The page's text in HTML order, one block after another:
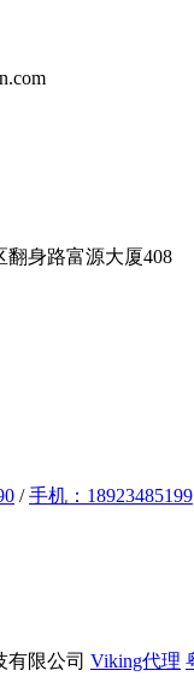
身路富源大厦408
/手机：18923485199
有限公司 Viking代理